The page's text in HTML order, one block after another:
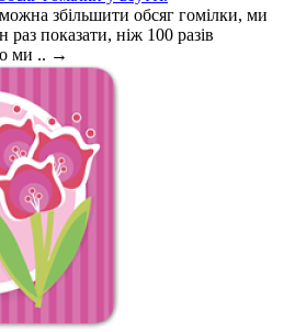
збільшити обсяг гомілки, ми
показати, ніж 100 разів
ми .. →